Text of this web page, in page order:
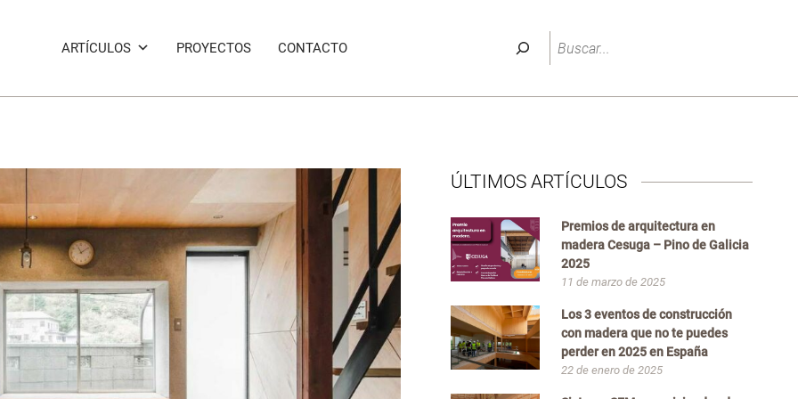
ARTÍCULOS PROYECTOS CONTACTO Buscar
ÚLTIMOS ARTÍCULOS
Premios de arquitectura en
madera Cesuga – Pino de Galicia
2025
11 de marzo de 2025
Los 3 eventos de construcción
con madera que no te puedes
perder en 2025 en España
22 de enero de 2025